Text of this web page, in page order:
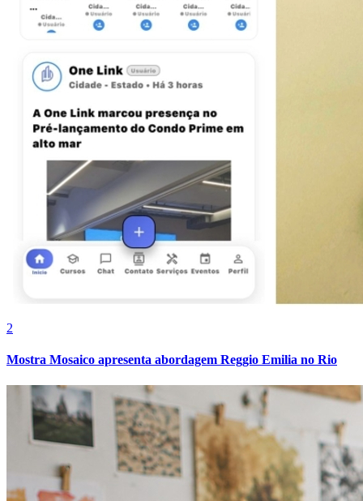
Botafogo
2
Mostra Mosaico apresenta abordagem Reggio Emilia no Rio